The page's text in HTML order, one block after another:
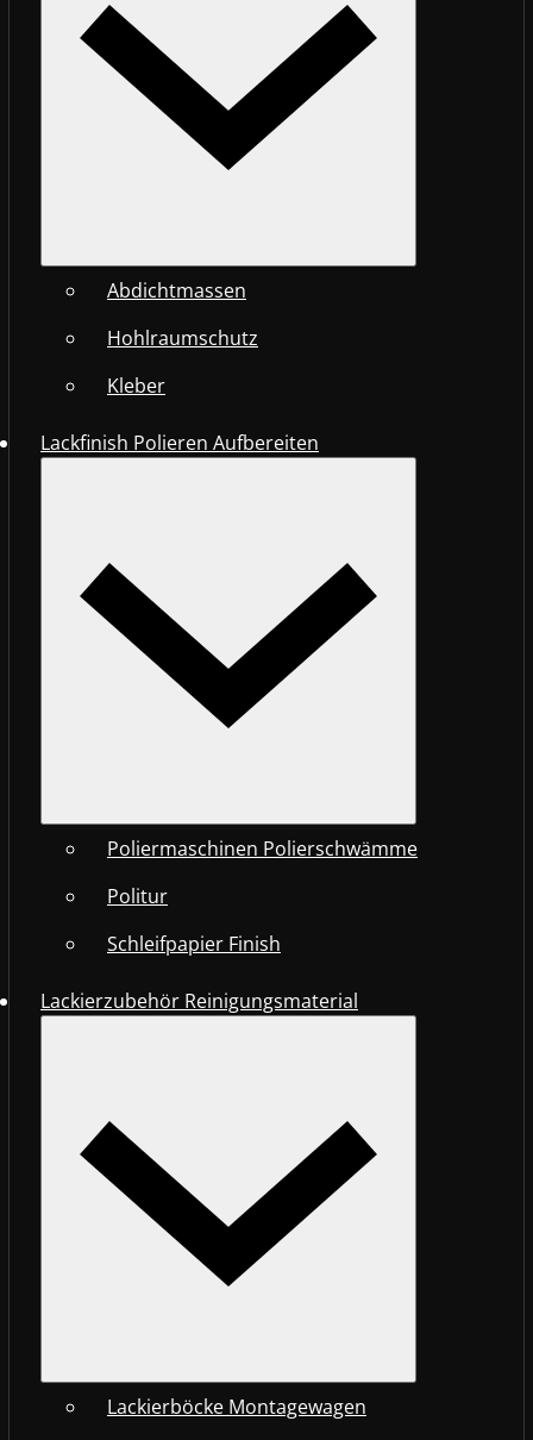
Abdichtmassen
Hohlraumschutz
Kleber
Lackfinish Polieren Aufbereiten
Poliermaschinen Polierschwämme
Politur
Schleifpapier Finish
Lackierzubehör Reinigungsmaterial
Lackierböcke Montagewagen